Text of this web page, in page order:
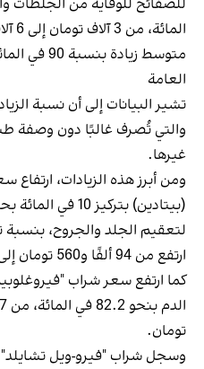
المائة، من 3 آلاف تومان إلى 6 آلاف و500 تومان.
متوسط
العامة
تشير البيانات إلى أن نسبة
والتي تُصرف غالبًا دون وصفة
غيرها.
ومن أبرز هذه الزيادات،
ارتفع من 94 ألفًا و560 تومان إلى 247 ألف تومان.
كما ارتفع سعر شراب
تومان.
وسجل شراب "فيرو-ويل